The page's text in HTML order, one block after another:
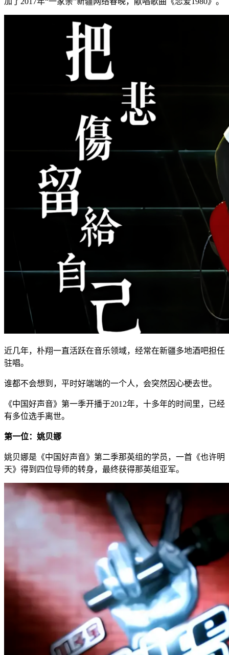
近几年，朴翔一直活跃在音乐领域，经常在新疆多地酒吧担任
驻唱。
谁都不会想到，平时好端端的一个人，会突然因心梗去世。
《中国好声音》第一季开播于2012年，十多年的时间里，已经
有多位选手离世。
第一位：姚贝娜
姚贝娜是《中国好声音》第二季那英组的学员，一首《也许明
天》得到四位导师的转身，最终获得那英组亚军。